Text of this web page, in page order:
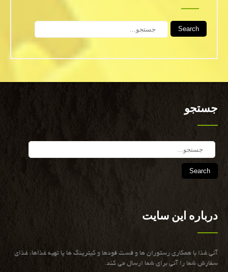
Search
جستجو
درباره این سایت
آنی غذا با همكاری رستوران ها و فست فودها و كیترینگ ها یا تهیه غذاها، غذای
سفارش شما را آنی برای شما ارسال می كند.